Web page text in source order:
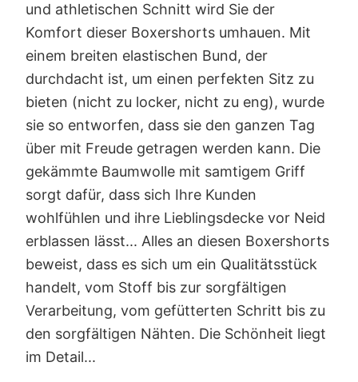
und athletischen Schnitt wird Sie der
Komfort dieser Boxershorts umhauen. Mit
einem breiten elastischen Bund, der
durchdacht ist, um einen perfekten Sitz zu
bieten (nicht zu locker, nicht zu eng), wurde
sie so entworfen, dass sie den ganzen Tag
über mit Freude getragen werden kann. Die
gekämmte Baumwolle mit samtigem Griff
sorgt dafür, dass sich Ihre Kunden
wohlfühlen und ihre Lieblingsdecke vor Neid
erblassen lässt... Alles an diesen Boxershorts
beweist, dass es sich um ein Qualitätsstück
handelt, vom Stoff bis zur sorgfältigen
Verarbeitung, vom gefütterten Schritt bis zu
den sorgfältigen Nähten. Die Schönheit liegt
im Detail...